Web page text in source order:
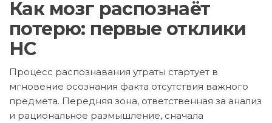
Как мозг распознаёт
потерю: первые отклики
НС
Процесс распознавания утраты стартует в
мгновение осознания факта отсутствия важного
предмета. Передняя зона, ответственная за анализ
и рациональное размышление, сначала